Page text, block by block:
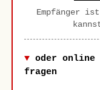
Empfänger
oder online
fragen